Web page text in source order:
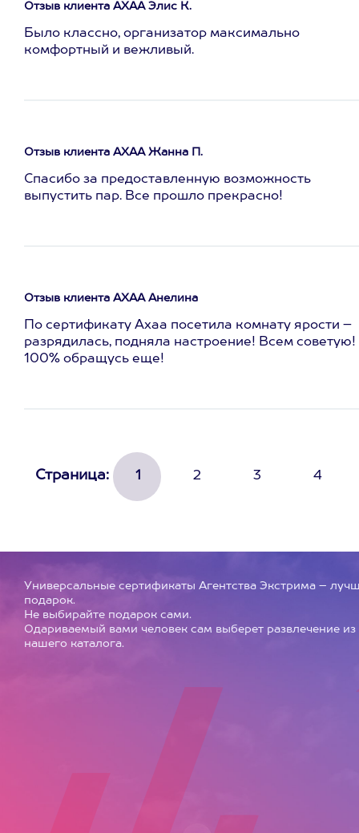
Отзыв клиента АХАА Элис К.
Было классно, организатор максимально
комфортный и вежливый.
Отзыв клиента АХАА Жанна П.
Спасибо за предоставленную возможность
выпустить пар. Все прошло прекрасно!
Отзыв клиента АХАА Анелина
По сертификату Ахаа посетила комнату ярости –
разрядилась, подняла настроение! Всем советую!
100% обращусь еще!
Страница: 1 2 3 4
Универсальные сертификаты Агентства Экстрима –
подарок.
Не выбирайте подарок сами.
Одариваемый вами человек сам выберет развлечение из
нашего каталога.